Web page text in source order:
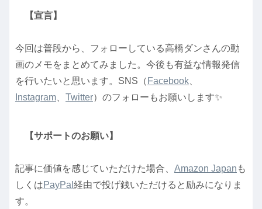
【宣言】
今回は普段から、フォローしている高橋ダンさんの動
画のメモをまとめてみました。今後も有益な情報発信
を行いたいと思います。SNS（ Facebook
Instagram
Twitter）のフォローもお願いします✨
【サポートのお願い】
記事に価値を感じていただけた場合、 Amazon Japan も
しくはPayPal 経由で投げ銭いただけると励みになりま
す。